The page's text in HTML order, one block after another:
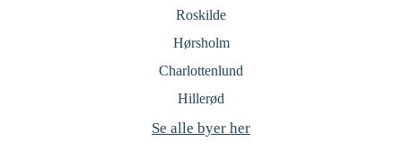
Roskilde
Hørsholm
Charlottenlund
Hillerød
Se alle byer her